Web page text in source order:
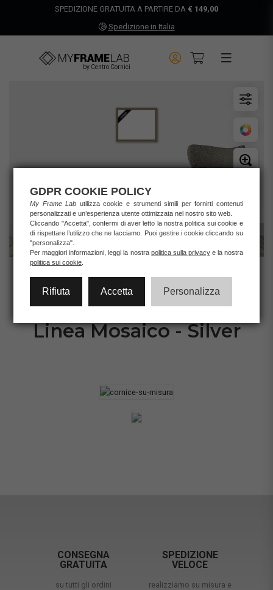
SPEDIZIONE GRATUITA A PARTIRE DA € 149,00
Spedizione in Italia
by Centro Cornici
CONFIGURA CORNICE
Linea Mosaico - Silver
CONSEGNA
GRATUITA
su tutti gli ordini
SPEDIZIONE
VELOCE
realizziamo su misura e
GDPR COOKIE POLICY
My Frame Lab utilizza cookie e strumenti simili per fornirti contenuti
personalizzati e un’esperienza utente ottimizzata nel nostro sito web.
Cliccando "Accetta", confermi di aver letto la nostra politica sui cookie e
di rispettare l’utilizzo che ne facciamo. Puoi gestire i cookie cliccando su
"personalizza".
Per maggiori informazioni, leggi la nostra politica sulla privacye la nostra
politica sui cookie
Rifiuta Accetta Personalizza